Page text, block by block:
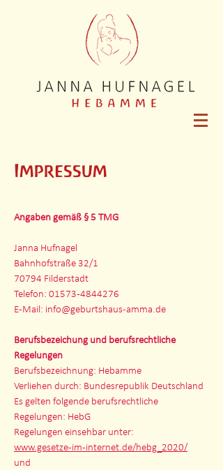
Impressum
Angaben gemäß § 5 TMG
Janna Hufnagel
Bahnhofstraße 32/1
70794 Filderstadt
Telefon: 01573-4844276
E-Mail: info@geburtshaus-amma.de
Berufsbezeichung und berufsrechtliche
Regelungen
Berufsbezeichnung: Hebamme
Verliehen durch: Bundesrepublik Deutschland
Es gelten folgende berufsrechtliche
Regelungen: HebG
Regelungen einsehbar unter:
www.gesetze-im-internet.de/hebg_2020/
und